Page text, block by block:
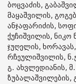
ბოცვაძის,
მაყაშვილის,
ანჯაფარიძის,
ქუჩიშვილის, ნიკო
ჯუღელის,
რჩეულიშვილის,
გ. ახვლედიანის,
ზუბალაშვილების,